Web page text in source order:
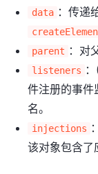
data ：传递
parent ：对
listeners
件注册的事件
名。
injections
该对象包含了